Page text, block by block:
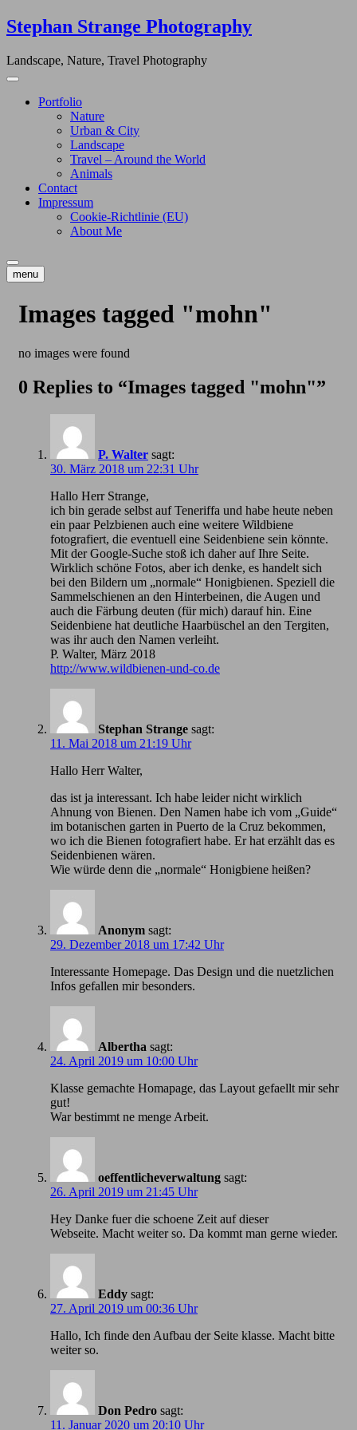
Skip
to
Stephan Strange Photography
Landscape, Nature, Travel Photography
Portfolio
Nature
Urban & City
Landscape
Travel – Around the World
Animals
Contact
Impressum
Cookie-Richtlinie (EU)
About Me
menu
Images tagged "mohn"
no images were found
0 Replies to “Images tagged "mohn"”
P. Walter sagt:
30. März 2018 um 22:31 Uhr
Hallo Herr Strange,
ich bin gerade selbst auf Teneriffa und habe heute neben
ein paar Pelzbienen auch eine weitere Wildbiene
fotografiert, die eventuell eine Seidenbiene sein könnte.
Mit der Google-Suche stoß ich daher auf Ihre Seite.
Wirklich schöne Fotos, aber ich denke, es handelt sich
bei den Bildern um „normale“ Honigbienen. Speziell die
Sammelschienen an den Hinterbeinen, die Augen und
auch die Färbung deuten (für mich) darauf hin. Eine
Seidenbiene hat deutliche Haarbüschel an den Tergiten,
was ihr auch den Namen verleiht.
P. Walter, März 2018
http://www.wildbienen-und-co.de
Stephan Strange sagt:
11. Mai 2018 um 21:19 Uhr
Hallo Herr Walter,
das ist ja interessant. Ich habe leider nicht wirklich
Ahnung von Bienen. Den Namen habe ich vom „Guide“
im botanischen garten in Puerto de la Cruz bekommen,
wo ich die Bienen fotografiert habe. Er hat erzählt das es
Seidenbienen wären.
Wie würde denn die „normale“ Honigbiene heißen?
Anonym sagt:
29. Dezember 2018 um 17:42 Uhr
Іnteressante Homepage. Das Design und die nuetzlichen
Infos gefallen mir besonders.
Albertha sagt:
24. April 2019 um 10:00 Uhr
Klasse gemachte Homapage, das Layout gefaellt mir sehr
gut!
War bestimmt ne menge Arbeit.
oeffentlicheverwaltung sagt:
26. April 2019 um 21:45 Uhr
Hey Danke fuer die schoene Zeit auf dieser
Webseite. Macht weiter so. Da kommt man gerne wieder.
Eddy sagt:
27. April 2019 um 00:36 Uhr
Hallo, Ich finde den Aufbau der Seite klasse. Macht bitte
weiter so.
Don Pedro sagt:
11. Januar 2020 um 20:10 Uhr